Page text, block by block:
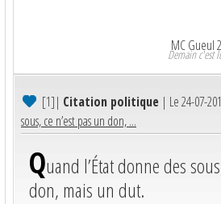
MC Gueul
Demain c'est
[1]| Citation politique | Le 24-07-
sous, ce n’est pas un don, ...
Quand l’État donne des
don, mais un dut.